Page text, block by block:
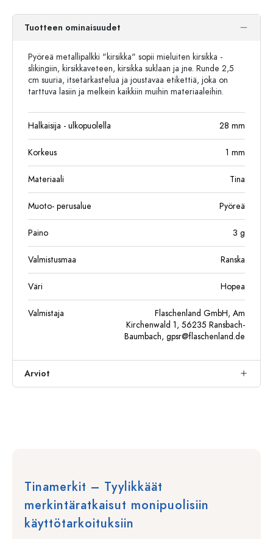
Tuotteen ominaisuudet
Pyöreä metallipalkki "kirsikka" sopii mieluiten kirsikka -
slikingiin, kirsikkaveteen, kirsikka suklaan ja jne. Runde 2,5
cm suuria, itsetarkastelua ja joustavaa etikettiä, joka on
tarttuva lasiin ja melkein kaikkiin muihin materiaaleihin.
Halkaisija - ulkopuolella 28 mm
Korkeus 1 mm
Materiaali Tina
Muoto- perusalue Pyöreä
Paino 3 g
Valmistusmaa Ranska
Väri Hopea
Valmistaja
Flaschenland GmbH, Am
Kirchenwald 1, 56235 Ransbach-
Baumbach, gpsr@flaschenland.de
Arviot
Tinamerkit – Tyylikkäät
merkintäratkaisut monipuolisiin
käyttötarkoituksiin